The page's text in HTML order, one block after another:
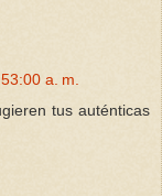
a. m.
tus auténticas